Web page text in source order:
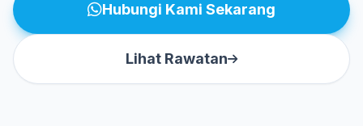
Hubungi Kami Sekarang
Lihat Rawatan